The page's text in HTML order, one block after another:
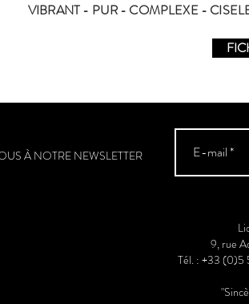
VIBRANT - PUR - COMPLEXE -
À NOTRE NEWSLETTER
9, rue
Tél. : +33